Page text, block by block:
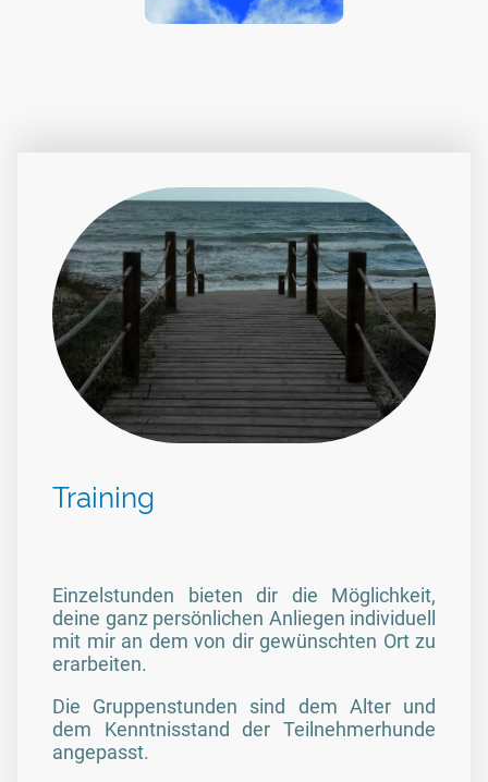
Training
Einzelstunden bieten dir die Möglichkeit,
deine ganz persönlichen Anliegen individuell
mit mir an dem von dir gewünschten Ort zu
erarbeiten.
Die Gruppenstunden sind dem Alter und
dem Kenntnisstand der Teilnehmerhunde
angepasst.